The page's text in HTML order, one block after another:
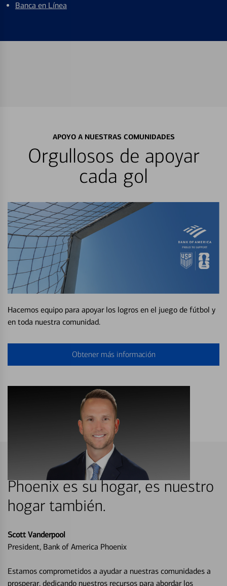
Banca en Línea
APOYO A NUESTRAS COMUNIDADES
Orgullosos de apoyar
cada gol
Hacemos equipo para apoyar los logros en el juego de fútbol y
en toda nuestra comunidad.
Obtener más información
Phoenix es su hogar, es nuestro
hogar también.
Scott Vanderpool
President, Bank of America Phoenix
Estamos comprometidos a ayudar a nuestras comunidades a
prosperar, dedicando nuestros recursos para abordar los